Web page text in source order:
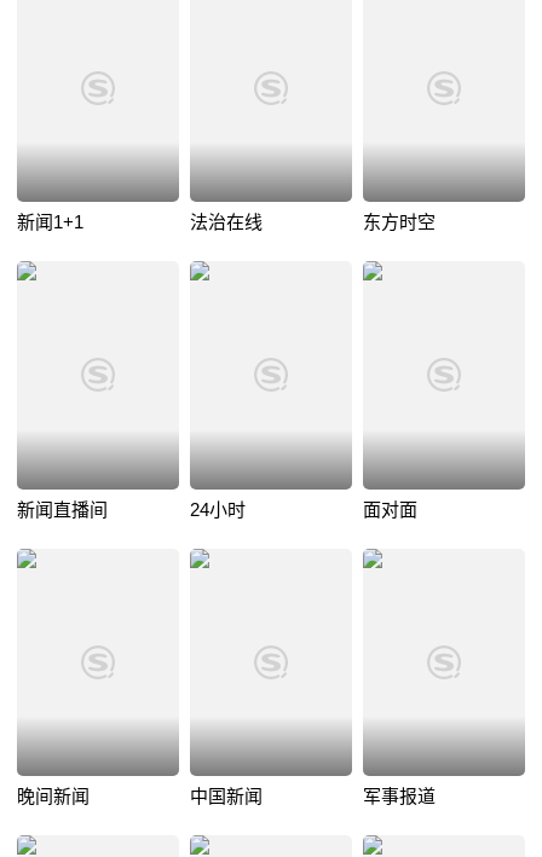
新闻1+1 法治在线 东方时空
新闻直播间 24小时 面对面
晚间新闻 中国新闻 军事报道